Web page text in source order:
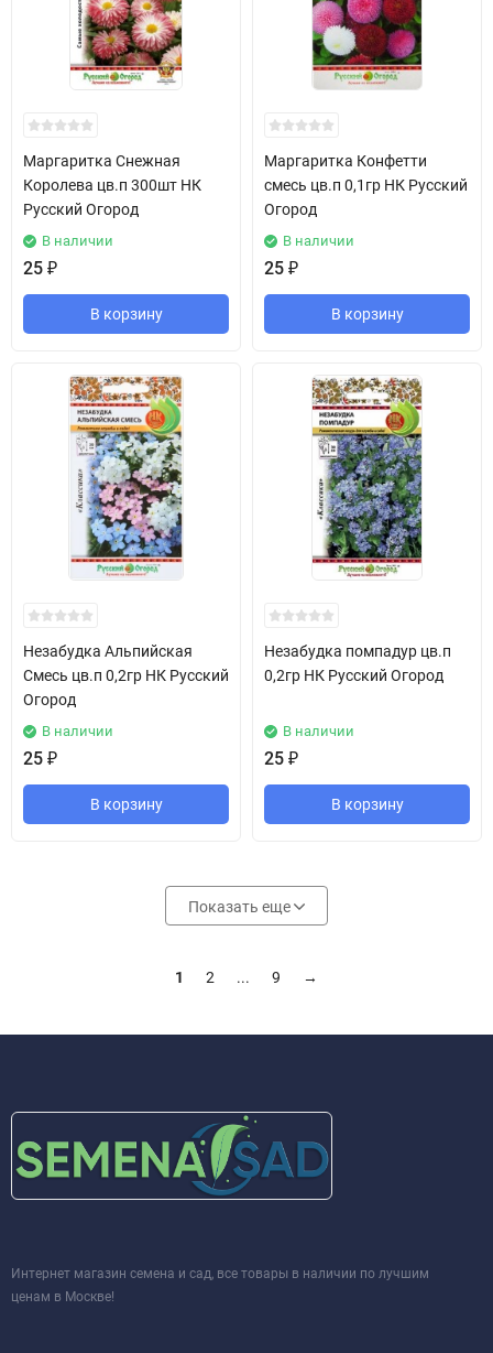
Маргаритка Снежная
Королева цв.п 300шт НК
Русский Огород
В наличии
25 ₽
В корзину
Маргаритка Конфетти
смесь цв.п 0,1гр НК Русский
Огород
В наличии
25 ₽
В корзину
Незабудка Альпийская
Смесь цв.п 0,2гр НК Русский
Огород
В наличии
25 ₽
В корзину
Незабудка помпадур цв.п
0,2гр НК Русский Огород
В наличии
25 ₽
В корзину
Показать еще
1 2 ... 9 →
Интернет магазин семена и сад, все товары в наличии по лучшим
ценам в Москве!